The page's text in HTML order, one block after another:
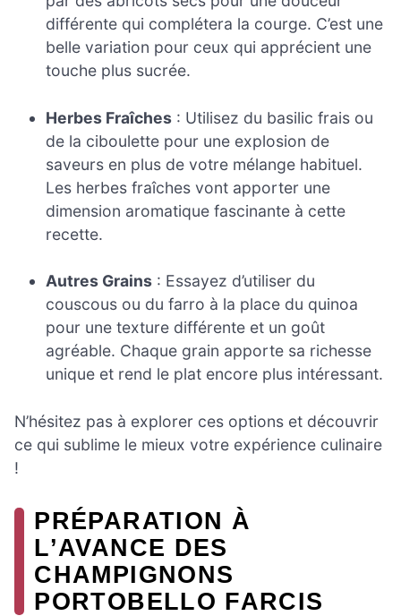
différente qui complétera la courge. C’est une
belle variation pour ceux qui apprécient une
touche plus sucrée.
Herbes Fraîches : Utilisez du basilic frais ou
de la ciboulette pour une explosion de
saveurs en plus de votre mélange habituel.
Les herbes fraîches vont apporter une
dimension aromatique fascinante à cette
recette.
Autres Grains : Essayez d’utiliser du
couscous ou du farro à la place du quinoa
pour une texture différente et un goût
agréable. Chaque grain apporte sa richesse
unique et rend le plat encore plus intéressant.
N’hésitez pas à explorer ces options et découvrir
ce qui sublime le mieux votre expérience culinaire
!
PRÉPARATION À
L’AVANCE DES
CHAMPIGNONS
PORTOBELLO FARCIS